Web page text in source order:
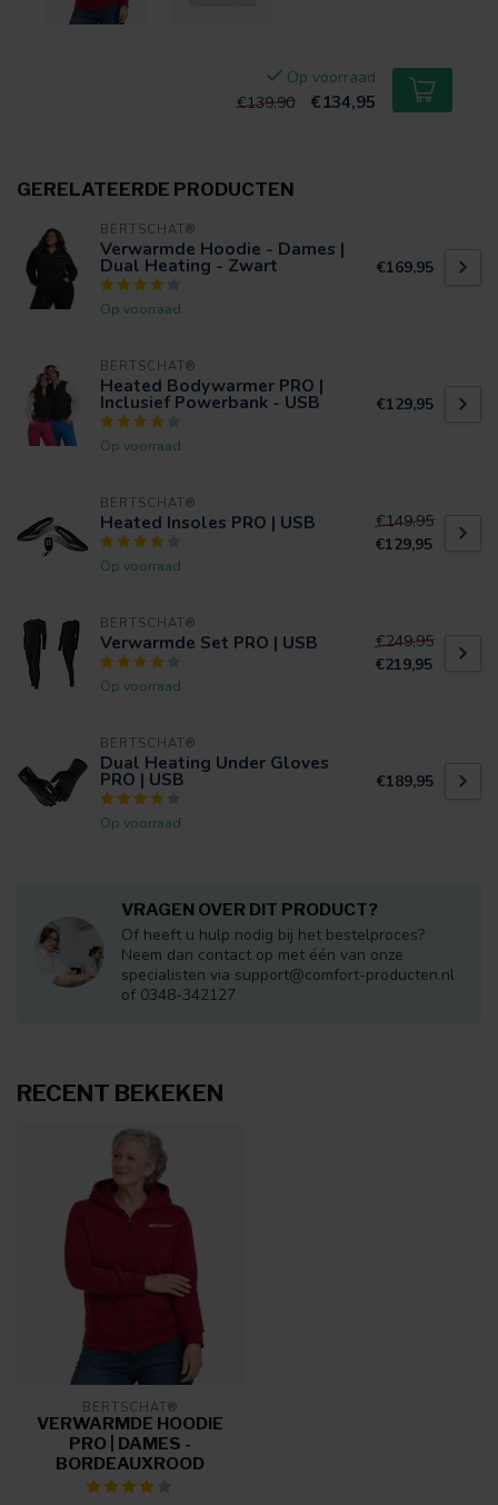
Op voorraad
€139,90
€134,95
GERELATEERDE PRODUCTEN
BERTSCHAT®
Verwarmde Hoodie - Dames |
Dual Heating - Zwart
Op voorraad
€169,95
BERTSCHAT®
Heated Bodywarmer PRO |
Inclusief Powerbank - USB
Op voorraad
€129,95
BERTSCHAT®
Heated Insoles PRO | USB
Op voorraad
€149,95
€129,95
BERTSCHAT®
Verwarmde Set PRO | USB
Op voorraad
€249,95
€219,95
BERTSCHAT®
Dual Heating Under Gloves
PRO | USB
Op voorraad
€189,95
VRAGEN OVER DIT PRODUCT?
Of heeft u hulp nodig bij het bestelproces?
Neem dan contact op met één van onze
specialisten via support@comfort-producten.nl
of 0348-342127
RECENT BEKEKEN
BERTSCHAT®
VERWARMDE HOODIE
PRO | DAMES -
BORDEAUXROOD